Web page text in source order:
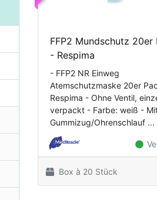
FFP2 Mundschutz 20er
- Respima
- FFP2 NR Einweg
Atemschutzmaske 20er
Respima - Ohne Ventil,
verpackt - Farbe: weiß -
Gummizug/Ohrenschlauf ...
Box à 20 Stück